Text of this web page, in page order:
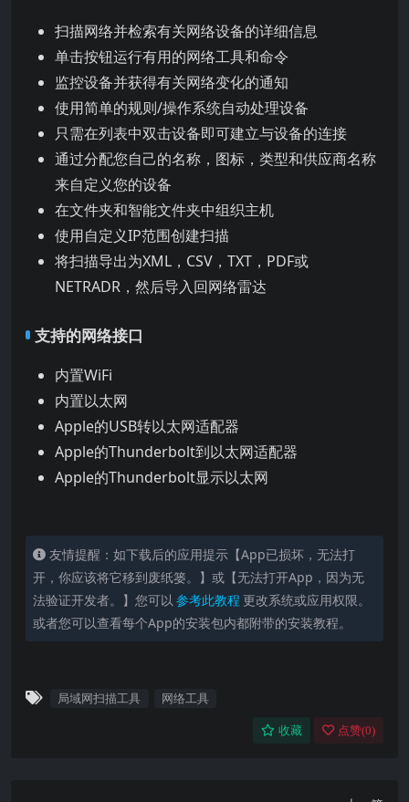
扫描网络并检索有关网络设备的详细信息
单击按钮运行有用的网络工具和命令
监控设备并获得有关网络变化的通知
使用简单的规则/操作系统自动处理设备
只需在列表中双击设备即可建立与设备的连接
通过分配您自己的名称，图标，类型和供应商名称
来自定义您的设备
在文件夹和智能文件夹中组织主机
使用自定义IP范围创建扫描
将扫描导出为XML，CSV，TXT，PDF或
NETRADR，然后导入回网络雷达
支持的网络接口
内置WiFi
内置以太网
Apple的USB转以太网适配器
Apple的Thunderbolt到以太网适配器
Apple的Thunderbolt显示以太网
友情提醒：如下载后的应用提示【App已损坏，无法打
开，你应该将它移到废纸篓。】或【无法打开App，因为无
法验证开发者。】您可以 参考此教程 更改系统或应用权限。
或者您可以查看每个App的安装包内都附带的安装教程。
局域网扫描工具 网络工具
收藏 点赞(0)